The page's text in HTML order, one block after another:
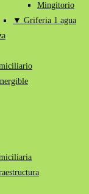
Mingitorio
▼ Griferia 1 agua